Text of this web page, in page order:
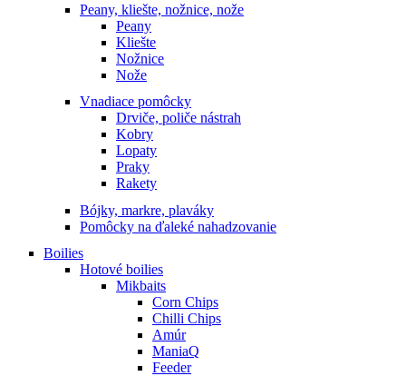
Peany, kliešte, nožnice, nože
Peany
Kliešte
Nožnice
Nože
Vnadiace pomôcky
Drviče, poliče nástrah
Kobry
Lopaty
Praky
Rakety
Bójky, markre, plaváky
Pomôcky na ďaleké nahadzovanie
Boilies
Hotové boilies
Mikbaits
Corn Chips
Chilli Chips
Amúr
ManiaQ
Feeder